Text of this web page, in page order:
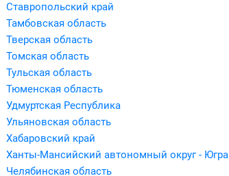
Ставропольский край
Тамбовская область
Тверская область
Томская область
Тульская область
Тюменская область
Удмуртская Республика
Ульяновская область
Хабаровский край
Ханты-Мансийский автономный округ - Югра
Челябинская область